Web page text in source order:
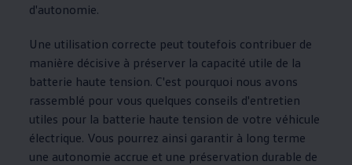
d'autonomie.
Une utilisation correcte peut toutefois contribuer de
manière décisive à préserver la capacité utile de la
batterie haute tension. C'est pourquoi nous avons
rassemblé pour vous quelques conseils d'entretien
utiles pour la batterie haute tension de votre véhicule
électrique. Vous pourrez ainsi garantir à long terme
une autonomie accrue et une préservation durable de